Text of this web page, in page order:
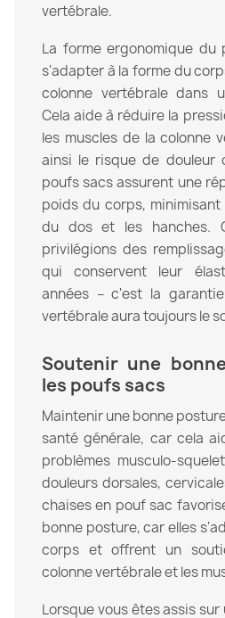
vertébrale.
La forme ergonomique
s'adapter à la forme du
colonne vertébrale dans
Cela aide à réduire la
les muscles de la colonne
ainsi le risque de douleur
poufs sacs assurent une
poids du corps,
du dos et les hanches.
privilégions des
qui conservent leur
années – c'est la
vertébrale aura toujours le
Soutenir une
les poufs sacs
Maintenir une bonne
santé générale, car cela
problèmes musculo-
douleurs dorsales,
chaises en pouf sac
bonne posture, car elles
corps et offrent un
colonne vertébrale et les
Lorsque vous êtes assis